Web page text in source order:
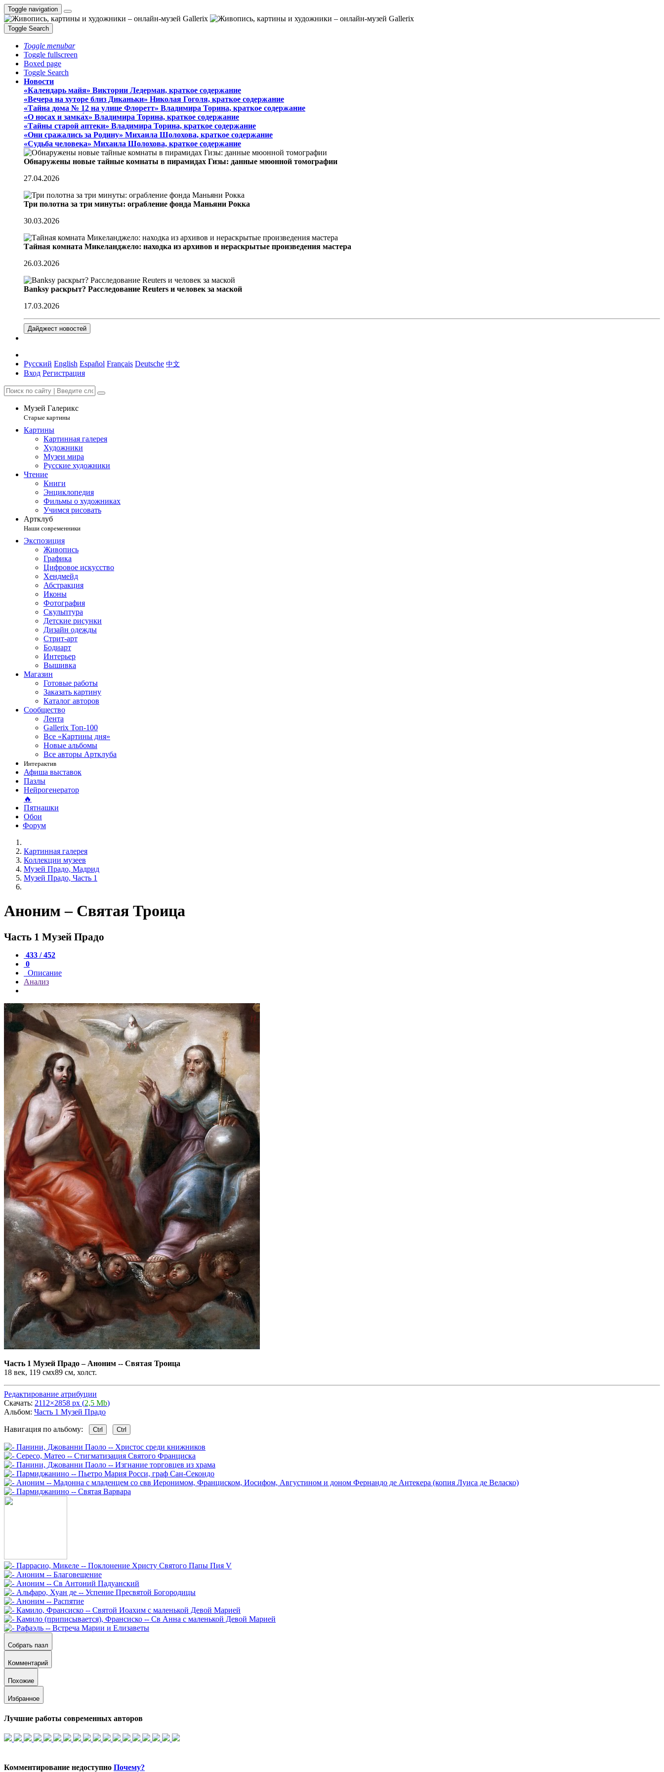
Toggle navigation
Toggle Search
Toggle menubar
Toggle fullscreen
Boxed page
Toggle Search
Новости
«Календарь майя» Виктории Ледерман, краткое содержание
«Вечера на хуторе близ Диканьки» Николая Гоголя, краткое содержание
«Тайна дома № 12 на улице Флоретт» Владимира Торина, краткое содержание
«О носах и замка́х» Владимира Торина, краткое содержание
«Тайны старой аптеки» Владимира Торина, краткое содержание
«Они сражались за Родину» Михаила Шолохова, краткое содержание
«Судьба человека» Михаила Шолохова, краткое содержание
Обнаружены новые тайные комнаты в пирамидах Гизы: данные мюонной томографии
27.04.2026
Три полотна за три минуты: ограбление фонда Маньяни Рокка
30.03.2026
Тайная комната Микеланджело: находка из архивов и нераскрытые произведения мастера
26.03.2026
Banksy раскрыт? Расследование Reuters и человек за маской
17.03.2026
Дайджест новостей
Русский English Español Français Deutsche 中文
Вход Регистрация
Музей Галерикс
Старые картины
Картины
Картинная галерея
Художники
Музеи мира
Русские художники
Чтение
Книги
Энциклопедия
Фильмы о художниках
Учимся рисовать
Артклуб
Наши современники
Экспозиция
Живопись
Графика
Цифровое искусство
Хендмейд
Абстракция
Иконы
Фотография
Скульптура
Детские рисунки
Дизайн одежды
Стрит-арт
Бодиарт
Интерьер
Вышивка
Магазин
Готовые работы
Заказать картину
Каталог авторов
Сообщество
Лента
Gallerix Топ-100
Все «Картины дня»
Новые альбомы
Все авторы Артклуба
Интерактив
Афиша выставок
Пазлы
Нейрогенератор
🔥
Пятнашки
Обои
Форум
Картинная галерея
Коллекции музеев
Музей Прадо, Мадрид
Музей Прадо, Часть 1
Аноним – Святая Троица
Часть 1 Музей Прадо
433 / 452
0
Описание
Анализ
Часть 1 Музей Прадо– Аноним -- Святая Троица
18 век, 119 смx89 см, холст.
Редактирование атрибуции
Скачать: 2112×2858 px (2,5 Mb)
Альбом: Часть 1 Музей Прадо
Навигация по альбому: Ctrl Ctrl
Собрать пазл
Комментарий
Похожие
Избранное
Лучшие работы современных авторов
Комментирование недоступно Почему?